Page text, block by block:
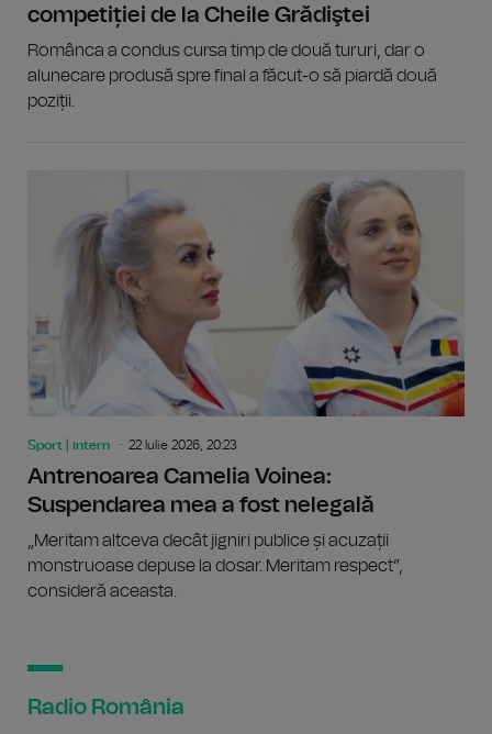
competiției de la Cheile Grădiştei
Românca a condus cursa timp de două tururi, dar o
alunecare produsă spre final a făcut-o să piardă două
poziții.
Sport | intern 22 Iulie 2026, 20:23
Antrenoarea Camelia Voinea:
Suspendarea mea a fost nelegală
„Meritam altceva decât jigniri publice și acuzații
monstruoase depuse la dosar. Meritam respect”,
consideră aceasta.
Radio România